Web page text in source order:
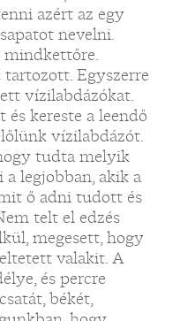
azért az egy
nevelni.
mindkettőre.
Egyszerre
vízilabdázókat.
kereste a leendő
vízilabdázót.
tudta melyik
legjobban, akik a
ő adni tudott és
telt el edzés
megesett, hogy
valakit. A
és percre
békét,